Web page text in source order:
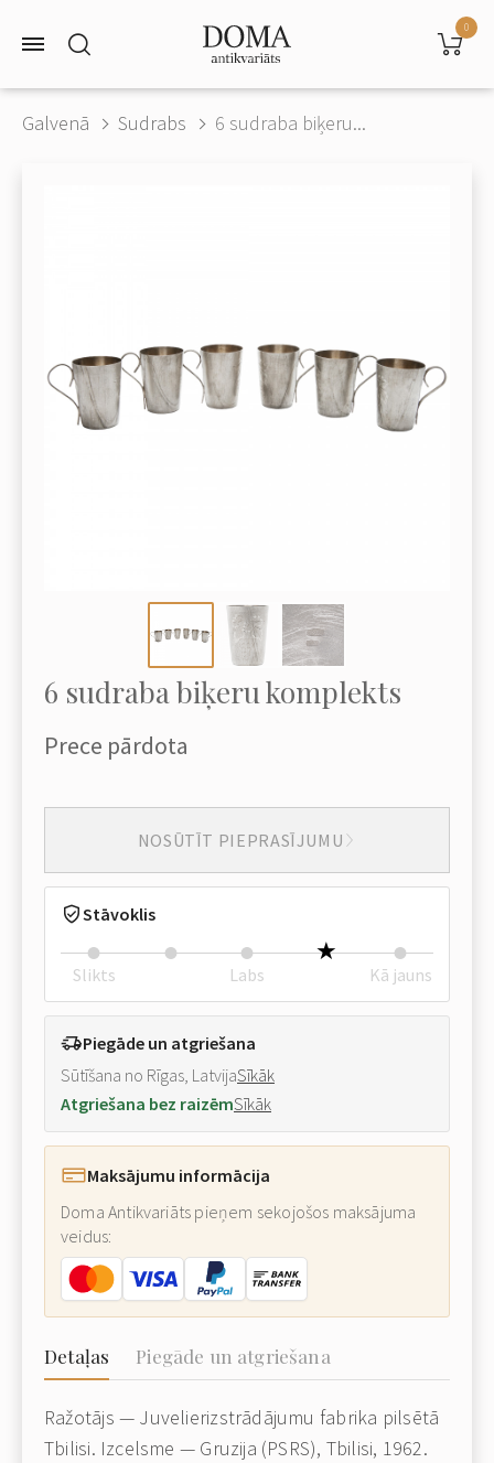
0
Galvenā Sudrabs 6 sudraba biķeru...
6 sudraba biķeru komplekts
Prece pārdota
NOSŪTĪT PIEPRASĪJUMU
Stāvoklis
Slikts Labs Kā jauns
Piegāde un atgriešana
Sūtīšana no Rīgas, LatvijaSīkāk
Atgriešana bez raizēmSīkāk
Maksājumu informācija
Doma Antikvariāts pieņem sekojošos maksājuma
veidus:
Detaļas Piegāde un atgriešana
Ražotājs — Juvelierizstrādājumu fabrika pilsētā
Tbilisi. Izcelsme — Gruzija (PSRS), Tbilisi, 1962.